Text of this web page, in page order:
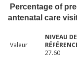
Percentage of
antenatal care
Valeur
27.60